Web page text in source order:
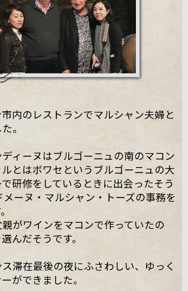
内のレストランでマルシャン夫婦と
。
ィーヌはブルゴーニュの南のマコン
とはボワセというブルゴーニュの大
研修をしているときに出会ったそう
メーヌ・マルシャン・トーズの事務を
がワインをマコンで作っていたの
んだそうです。
滞在最後の夜にふさわしい、ゆっく
ができました。